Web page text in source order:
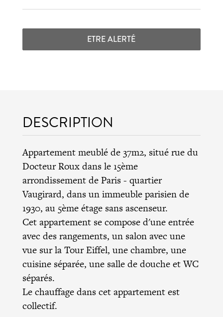
ETRE ALERTÉ
DESCRIPTION
Appartement meublé de 37m2, situé rue du
Docteur Roux dans le 15ème
arrondissement de Paris - quartier
Vaugirard, dans un immeuble parisien de
1930, au 5ème étage sans ascenseur.
Cet appartement se compose d'une entrée
avec des rangements, un salon avec une
vue sur la Tour Eiffel, une chambre, une
cuisine séparée, une salle de douche et WC
séparés.
Le chauffage dans cet appartement est
collectif.